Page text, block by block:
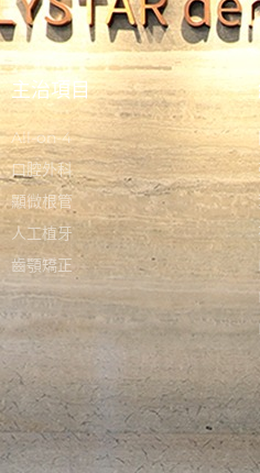
主治項目
All-on-4
口腔外科
顯微根管
人工植牙
齒顎矯正